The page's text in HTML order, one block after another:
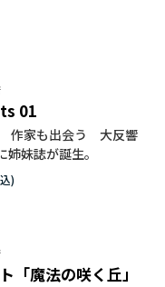
01
作家も出会う 大反響
姉妹誌が誕生。
「魔法の咲く丘」